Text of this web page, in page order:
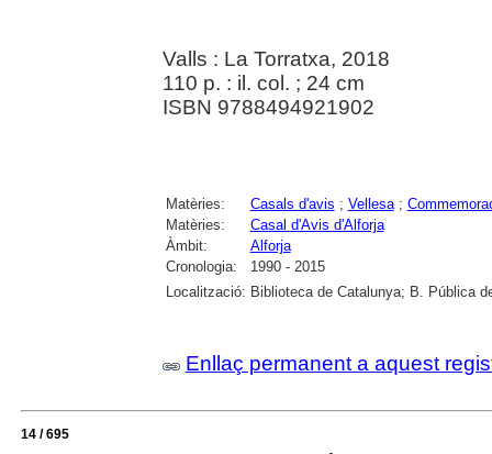
Valls : La Torratxa, 2018
110 p. : il. col. ; 24 cm
ISBN 9788494921902
Matèries: Casals d'avis ; Vellesa;
Matèries:
Casal d'Avis d'Alforja
Àmbit:
Alforja
Cronologia:
1990 - 2015
Localització: Biblioteca de Catalunya; B. Pública
Enllaç permanent a aquest
14 / 695